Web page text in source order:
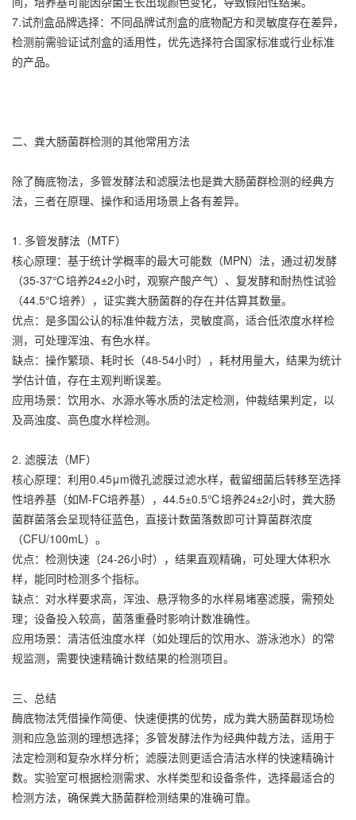
7.试剂盒品牌选择：不同品牌试剂盒的底物配方和灵敏度存在差异，
检测前需验证试剂盒的适用性，优先选择符合国家标准或行业标准
的产品。
二、粪大肠菌群检测的其他常用方法
除了酶底物法，多管发酵法和滤膜法也是粪大肠菌群检测的经典方
法，三者在原理、操作和适用场景上各有差异。
1. 多管发酵法（MTF）
核心原理：基于统计学概率的最大可能数（MPN）法，通过初发酵
（35-37℃培养24±2小时，观察产酸产气）、复发酵和耐热性试验
（44.5℃培养），证实粪大肠菌群的存在并估算其数量。
优点：是多国公认的标准仲裁方法，灵敏度高，适合低浓度水样检
测，可处理浑浊、有色水样。
缺点：操作繁琐、耗时长（48-54小时），耗材用量大，结果为统计
学估计值，存在主观判断误差。
应用场景：饮用水、水源水等水质的法定检测，仲裁结果判定，以
及高浊度、高色度水样检测。
2. 滤膜法（MF）
核心原理：利用0.45μm微孔滤膜过滤水样，截留细菌后转移至选择
性培养基（如M-FC培养基），44.5±0.5℃培养24±2小时，粪大肠
菌群菌落会呈现特征蓝色，直接计数菌落数即可计算菌群浓度
（CFU/100mL）。
优点：检测快速（24-26小时），结果直观精确，可处理大体积水
样，能同时检测多个指标。
缺点：对水样要求高，浑浊、悬浮物多的水样易堵塞滤膜，需预处
理；设备投入较高，菌落重叠时影响计数准确性。
应用场景：清洁低浊度水样（如处理后的饮用水、游泳池水）的常
规监测，需要快速精确计数结果的检测项目。
三、总结
酶底物法凭借操作简便、快速便携的优势，成为粪大肠菌群现场检
测和应急监测的理想选择；多管发酵法作为经典仲裁方法，适用于
法定检测和复杂水样分析；滤膜法则更适合清洁水样的快速精确计
数。实验室可根据检测需求、水样类型和设备条件，选择最适合的
检测方法，确保粪大肠菌群检测结果的准确可靠。